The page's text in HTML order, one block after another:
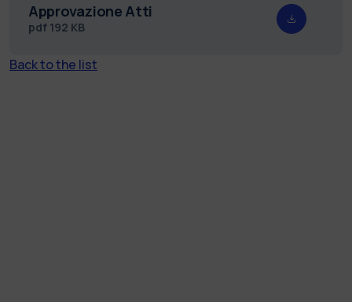
Approvazione Atti
pdf 192 KB
Back to the list